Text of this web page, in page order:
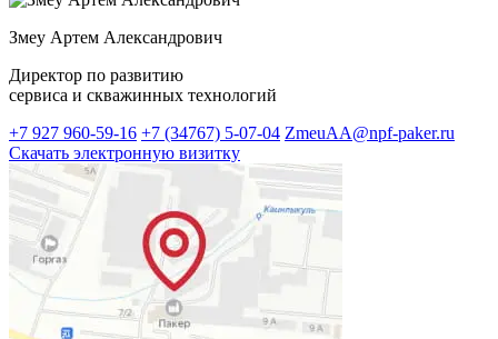
Змеу Артем Александрович
Директор по развитию
сервиса и скважинных технологий
+7 927 960-59-16 +7 (34767) 5-07-04 ZmeuAA@npf-paker.ru
Скачать электронную визитку